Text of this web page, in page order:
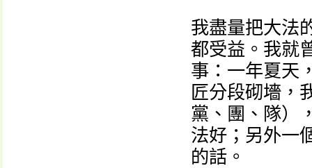
我盡量把大法
都受益。我就
事：一年夏天
匠分段砌墻，
黨、團、隊）
法好；另外一
的話。